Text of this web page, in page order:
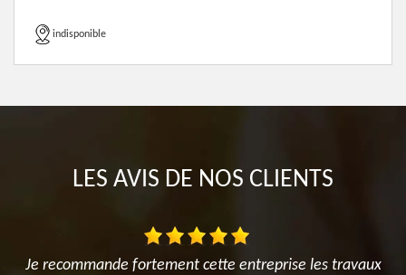
indisponible
LES AVIS DE NOS CLIENTS
Je recommande fortement cette entreprise les travaux